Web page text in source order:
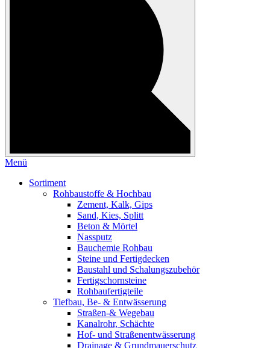
Menü
Sortiment
Rohbaustoffe & Hochbau
Zement, Kalk, Gips
Sand, Kies, Splitt
Beton & Mörtel
Nassputz
Bauchemie Rohbau
Steine und Fertigdecken
Baustahl und Schalungszubehör
Fertigschornsteine
Rohbaufertigteile
Tiefbau, Be- & Entwässerung
Straßen-& Wegebau
Kanalrohr, Schächte
Hof- und Straßenentwässerung
Drainage & Grundmauerschutz